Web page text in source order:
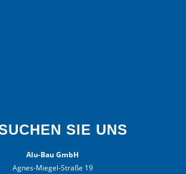
SIE UNS
Alu-Bau GmbH
Agnes-Miegel-Straße 19